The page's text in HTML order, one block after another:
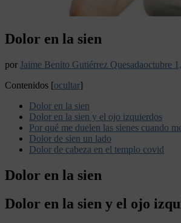
Dolor en la sien
por Jaime Benito Gutiérrez Quesadaoctubre
Contenidos [ocultar]
Dolor en la sien
Dolor en la sien y el ojo izquierdos
Por qué me duelen las sienes cuando
Dolor de sien un lado
Dolor de cabeza en el templo covid
Dolor en la sien
Dolor en la sien y el ojo